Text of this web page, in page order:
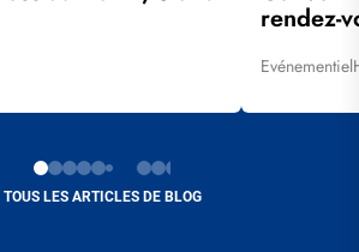
TOUS LES ARTICLES DE BLOG
rendez-
Tags
Evénementiel